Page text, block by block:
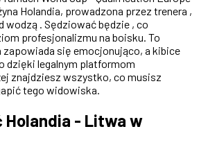
Holandia, prowadzona przez trenera ,
wodzą . Sędziować będzie , co
profesjonalizmu na boisku. To
zapowiada się emocjonująco, a kibice
dzięki legalnym platformom
znajdziesz wszystko, co musisz
tego widowiska.
Holandia - Litwa w